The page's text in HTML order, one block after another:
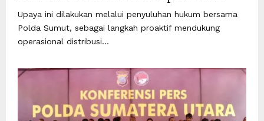
Upaya ini dilakukan melalui penyuluhan hukum bersama
Polda Sumut, sebagai langkah proaktif mendukung
operasional distribusi...